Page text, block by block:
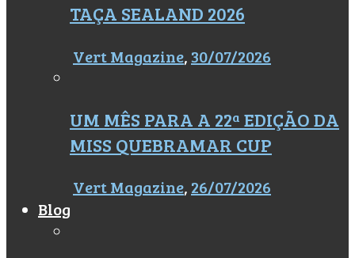
TAÇA SEALAND 2026
Vert Magazine, 30/07/2026
UM MÊS PARA A 22ª EDIÇÃO DA
MISS QUEBRAMAR CUP
Vert Magazine, 26/07/2026
Blog